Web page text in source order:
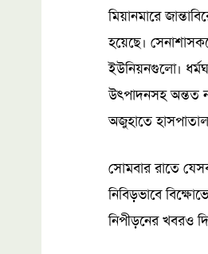
মিয়ানমারে
হয়েছে।
ইউনিয়নগুলো।
উৎপাদনসহ অন্তত
অজুহাতে হাসপাতাল
সোমবার রাতে
নিবিড়ভাবে
নিপীড়নের খবরও